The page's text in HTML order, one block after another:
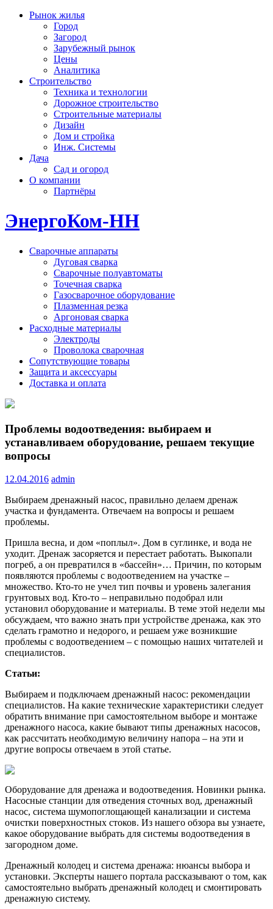
Рынок жилья
Город
Загород
Зарубежный рынок
Цены
Аналитика
Строительство
Техника и технологии
Дорожное строительство
Строительные материалы
Дизайн
Дом и стройка
Инж. Системы
Дача
Сад и огород
О компании
Партнёры
ЭнергоКом-НН
Сварочные аппараты
Дуговая сварка
Сварочные полуавтоматы
Точечная сварка
Газосварочное оборудование
Плазменная резка
Аргоновая сварка
Расходные материалы
Электроды
Проволока сварочная
Сопутствующие товары
Защита и аксессуары
Доставка и оплата
Проблемы водоотведения: выбираем и
устанавливаем оборудование, решаем текущие
вопросы
12.04.2016 admin
Выбираем дренажный насос, правильно делаем дренаж
участка и фундамента. Отвечаем на вопросы и решаем
проблемы.
Пришла весна, и дом «поплыл». Дом в суглинке, и вода не
уходит. Дренаж засоряется и перестает работать. Выкопали
погреб, а он превратился в «бассейн»… Причин, по которым
появляются проблемы с водоотведением на участке –
множество. Кто-то не учел тип почвы и уровень залегания
грунтовых вод. Кто-то – неправильно подобрал или
установил оборудование и материалы. В теме этой недели мы
обсуждаем, что важно знать при устройстве дренажа, как это
сделать грамотно и недорого, и решаем уже возникшие
проблемы с водоотведением – с помощью наших читателей и
специалистов.
Статьи:
Выбираем и подключаем дренажный насос: рекомендации
специалистов. На какие технические характеристики следует
обратить внимание при самостоятельном выборе и монтаже
дренажного насоса, какие бывают типы дренажных насосов,
как рассчитать необходимую величину напора – на эти и
другие вопросы отвечаем в этой статье.
Оборудование для дренажа и водоотведения. Новинки рынка.
Насосные станции для отведения сточных вод, дренажный
насос, система шумопоглощающей канализации и система
очистки поверхностных стоков. Из нашего обзора вы узнаете,
какое оборудование выбрать для системы водоотведения в
загородном доме.
Дренажный колодец и система дренажа: нюансы выбора и
установки. Эксперты нашего портала рассказывают о том, как
самостоятельно выбрать дренажный колодец и смонтировать
дренажную систему.